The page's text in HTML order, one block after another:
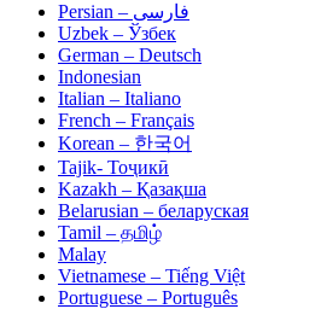
Persian – فارسی
Uzbek – Ўзбек
German – Deutsch
Indonesian
Italian – Italiano
French – Français
Korean – 한국어
Tajik- Тоҷикӣ
Kazakh – Қазақша
Belarusian – беларуская
Tamil – தமிழ்
Malay
Vietnamese – Tiếng Việt
Portuguese – Português